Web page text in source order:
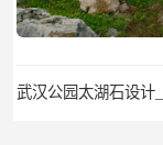
武汉公园太湖石设计_草坪景观石